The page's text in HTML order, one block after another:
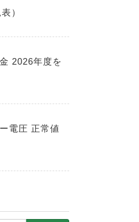
）
2026年度を
電圧 正常値